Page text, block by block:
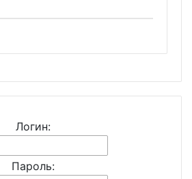
Логин:
Пароль: